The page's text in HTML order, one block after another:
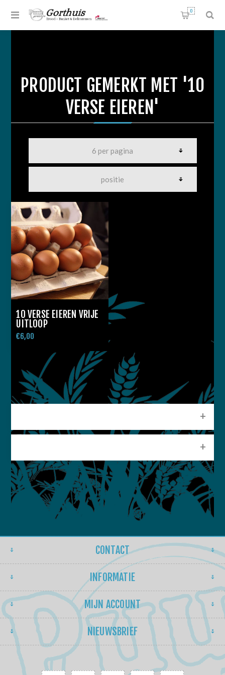
0
PRODUCT GEMERKT MET '10
VERSE EIEREN'
10 VERSE EIEREN VRIJE
UITLOOP
€6,00
CONTACT
INFORMATIE
MIJN ACCOUNT
NIEUWSBRIEF